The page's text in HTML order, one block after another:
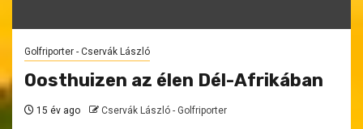
Golfriporter - Cservák László
Oosthuizen az élen Dél-Afrikában
15 év ago Cservák László - Golfriporter